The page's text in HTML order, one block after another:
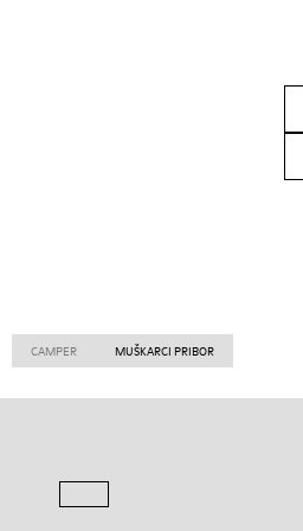
CAMPER MUŠKARCI PRIBOR